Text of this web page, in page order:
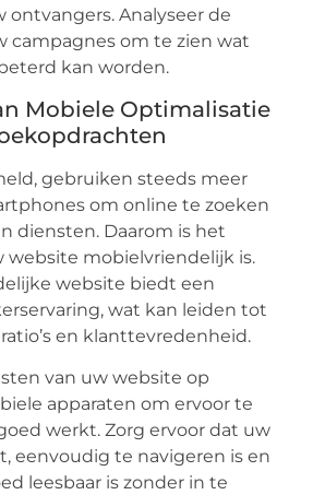
ontvangers. Analyseer de
campagnes om te zien wat
kan worden.
Mobiele Optimalisatie
gebruiken steeds meer
om online te zoeken
diensten. Daarom is het
website mobielvriendelijk is.
website biedt een
wat kan leiden tot
en klanttevredenheid.
van uw website op
apparaten om ervoor te
werkt. Zorg ervoor dat uw
eenvoudig te navigeren is en
leesbaar is zonder in te